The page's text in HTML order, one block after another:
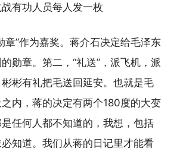
有功人员每人发一枚
章”作为嘉奖。蒋介石决定给毛泽东
勋章。第二，“礼送”，派飞机，派
彬有礼把毛送回延安。也就是毛
内，蒋的决定有两个180度的大变
任何人都不知道的，我想，包括
知道。我们从蒋的日记里才能看